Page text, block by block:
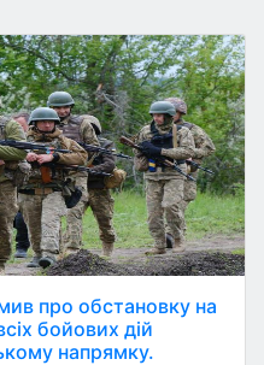
про обстановку на
бойових дій
напрямку.